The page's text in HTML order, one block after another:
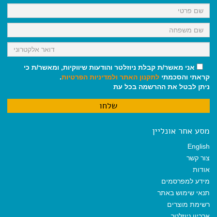
k
p
m
אני מאשר/ת קבלת ניוזלטר והודעות שיווקיות, ומאשר/ת כי
קראתי והסכמתי לתקנון האתר ולמדיניות הפרטיות.
ניתן לבטל את ההרשמה בכל עת
מסע אחר אונליין
English
צור קשר
אודות
מידע למפרסמים
תנאי שימוש באתר
רשימת מוצרים